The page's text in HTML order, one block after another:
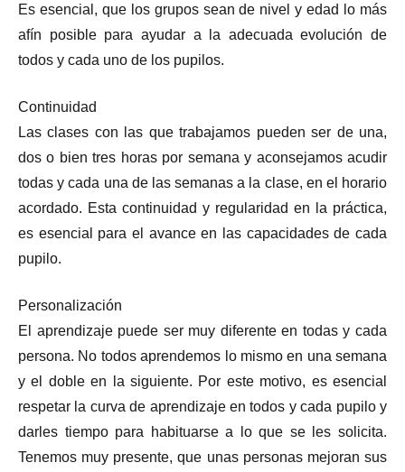
Es esencial, que los grupos sean de nivel y edad lo más
afín posible para ayudar a la adecuada evolución de
todos y cada uno de los pupilos.
Continuidad
Las clases con las que trabajamos pueden ser de una,
dos o bien tres horas por semana y aconsejamos acudir
todas y cada una de las semanas a la clase, en el horario
acordado. Esta continuidad y regularidad en la práctica,
es esencial para el avance en las capacidades de cada
pupilo.
Personalización
El aprendizaje puede ser muy diferente en todas y cada
persona. No todos aprendemos lo mismo en una semana
y el doble en la siguiente. Por este motivo, es esencial
respetar la curva de aprendizaje en todos y cada pupilo y
darles tiempo para habituarse a lo que se les solicita.
Tenemos muy presente, que unas personas mejoran sus